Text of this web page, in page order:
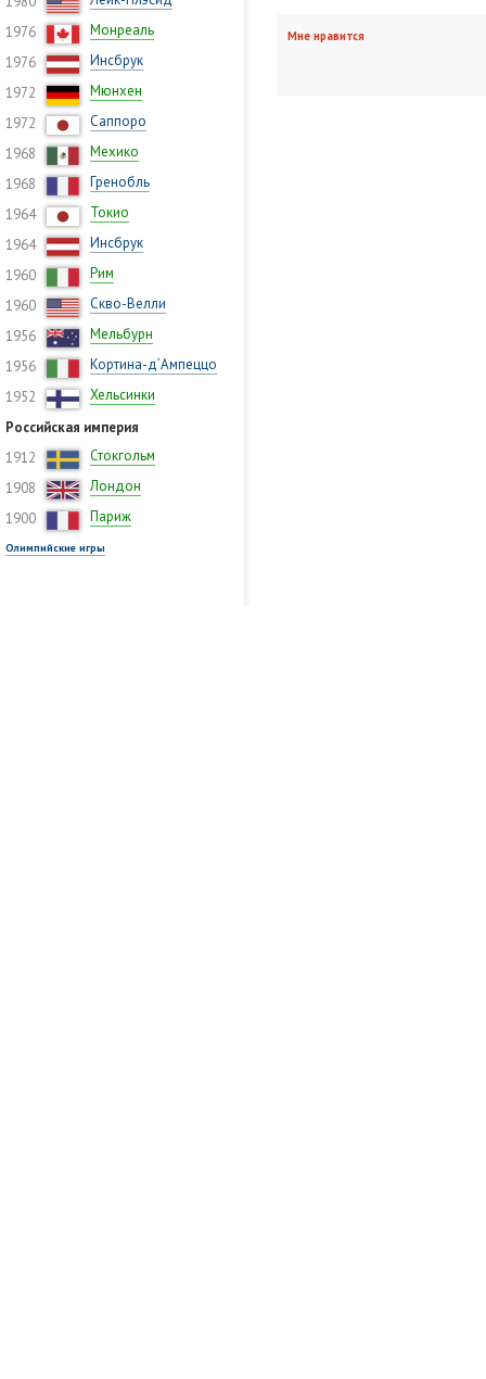
1976
Монреаль
1976
Инсбрук
1972
Мюнхен
1972
Саппоро
1968
Мехико
1968
Гренобль
1964
Токио
1964
Инсбрук
1960
Рим
1960
Скво-Велли
1956
Мельбурн
1956
Кортина-д’Ампеццо
1952
Хельсинки
Российская империя
1912
Стокгольм
1908
Лондон
1900
Париж
Олимпийские игры
Мне нравится